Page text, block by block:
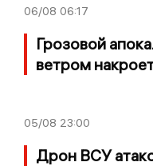
06/08 06:17
Грозовой
ветром
05/08 23:00
Дрон ВСУ